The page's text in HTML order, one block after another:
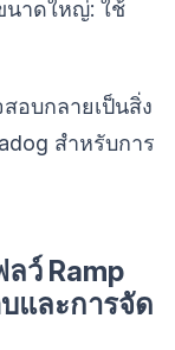
นาดใหญ่: ใช้
อบกลายเป็นสิ่ง
สำหรับการ
ว์ Ramp
และการจัด